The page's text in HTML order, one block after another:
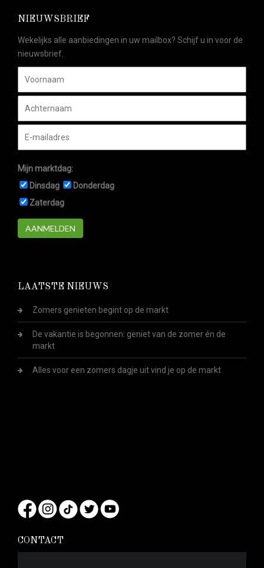
NIEUWSBRIEF
Wekelijks alle aanbiedingen in uw mailbox? Schijf u in voor de
nieuwsbrief.
Mijn marktdag:
Dinsdag
Donderdag
Zaterdag
AANMELDEN
LAATSTE NIEUWS
Zomers genieten begint op de markt
De vakantie is begonnen: geniet van de zomer én de
markt
Alles voor een zomers dagje uit vind je op de markt
CONTACT